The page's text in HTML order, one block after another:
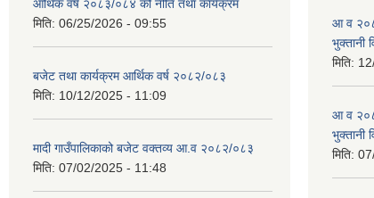
आर्थिक वर्ष २०८३/०८४ को नीति तथा कार्यक्रम
मिति: 06/25/2026 - 09:55
बजेट तथा कार्यक्रम आर्थिक वर्ष २०८२/०८३
मिति: 10/12/2025 - 11:09
मादी गाउँपालिकाको बजेट वक्तव्य आ.व २०८२/०८३
मिति: 07/02/2025 - 11:48
आ व
भुक्तानी
मिति:
आ व
भुक्तानी
मिति: